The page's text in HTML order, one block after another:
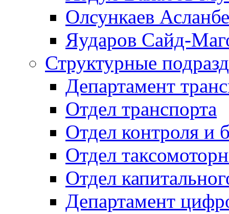
Олсункаев
Яударов Сайд-
Структурные
Департамент
Отдел транспорта
Отдел контроля и
Отдел
Отдел
Департамент